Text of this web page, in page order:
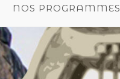
NOS PROGRAMMES